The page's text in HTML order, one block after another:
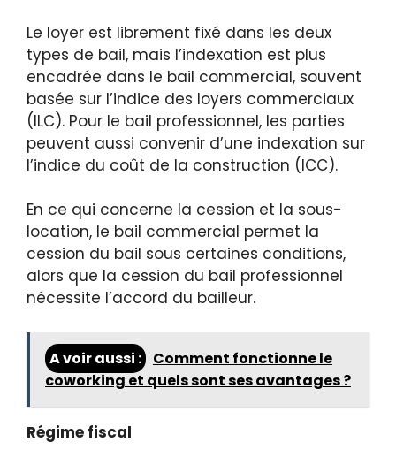
Le loyer est librement fixé dans les deux
types de bail, mais l’indexation est plus
encadrée dans le bail commercial, souvent
basée sur l’indice des loyers commerciaux
(ILC). Pour le bail professionnel, les parties
peuvent aussi convenir d’une indexation sur
l’indice du coût de la construction (ICC).
En ce qui concerne la cession et la sous-
location, le bail commercial permet la
cession du bail sous certaines conditions,
alors que la cession du bail professionnel
nécessite l’accord du bailleur.
A voir aussi :
Comment fonctionne le
coworking et quels sont ses avantages ?
Régime fiscal